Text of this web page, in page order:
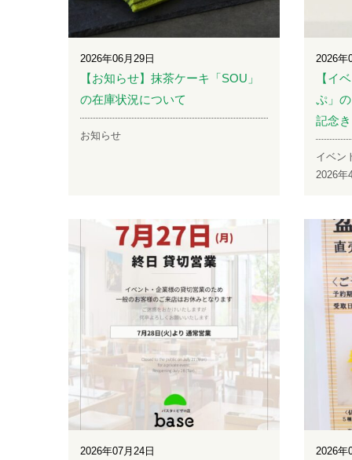
2026年06月29日
【お知らせ】抹茶ケーキ「SOU」
の在庫状況について
お知らせ
2026年
【イ
ぷ」
記念
イベン
2026年
2026年07月24日 2026年